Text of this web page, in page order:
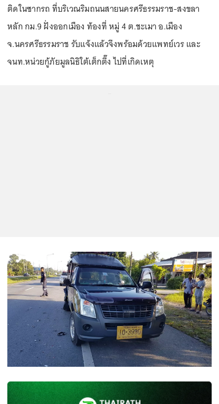
ติดในซากรถ ที่บริเวณริมถนนสายนครศรีธรรมราช-สงขลา
หลัก กม.9 ฝั่งออกเมือง ท้องที่ หมู่ 4 ต.ชะเมา อ.เมือง
จ.นครศรีธรรมราช รับแจ้งแล้วจึงพร้อมด้วยแพทย์เวร และ
จนท.หน่วยกู้ภัยมูลนิธิใต้เต็กตึ๊ง ไปที่เกิดเหตุ